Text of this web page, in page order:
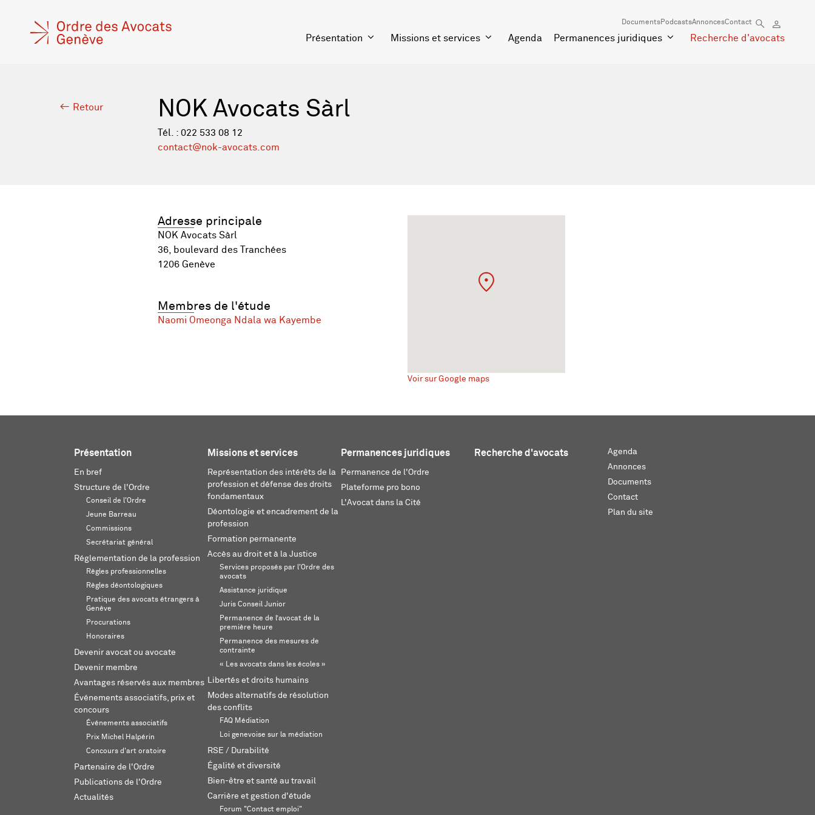
DocumentsPodcastsAnnoncesContact
Présentation Missions et services Agenda Permanences juridiques Recherche d'avocats
Retour NOK Avocats Sàrl
Tél. : 022 533 08 12
contact@nok-avocats.com
Adresse principale
NOK Avocats Sàrl
36, boulevard des Tranchées
1206 Genève
Membres de l'étude
Naomi Omeonga Ndala wa Kayembe
Voir sur Google maps
Présentation
En bref
Structure de l'Ordre
Conseil de l'Ordre
Jeune Barreau
Commissions
Secrétariat général
Réglementation de la profession
Règles professionnelles
Règles déontologiques
Pratique des avocats étrangers à
Genève
Procurations
Honoraires
Devenir avocat ou avocate
Devenir membre
Avantages réservés aux membres
Événements associatifs, prix et
concours
Événements associatifs
Prix Michel Halpérin
Concours d'art oratoire
Partenaire de l'Ordre
Publications de l'Ordre
Actualités
Missions et services
Représentation des intérêts de la
profession et défense des droits
fondamentaux
Déontologie et encadrement de la
profession
Formation permanente
Accès au droit et à la Justice
Services proposés par l'Ordre des
avocats
Assistance juridique
Juris Conseil Junior
Permanence de l’avocat de la
première heure
Permanence des mesures de
contrainte
« Les avocats dans les écoles »
Libertés et droits humains
Modes alternatifs de résolution
des conflits
FAQ Médiation
Loi genevoise sur la médiation
RSE / Durabilité
Égalité et diversité
Bien-être et santé au travail
Carrière et gestion d'étude
Forum "Contact emploi"
Permanences juridiques
Permanence de l'Ordre
Plateforme pro bono
L'Avocat dans la Cité
Recherche d'avocats
Agenda
Annonces
Documents
Contact
Plan du site